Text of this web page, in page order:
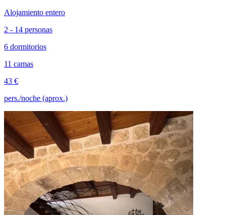
Alojamiento entero
2 - 14 personas
6 dormitorios
11 camas
43 €
pers./noche (aprox.)